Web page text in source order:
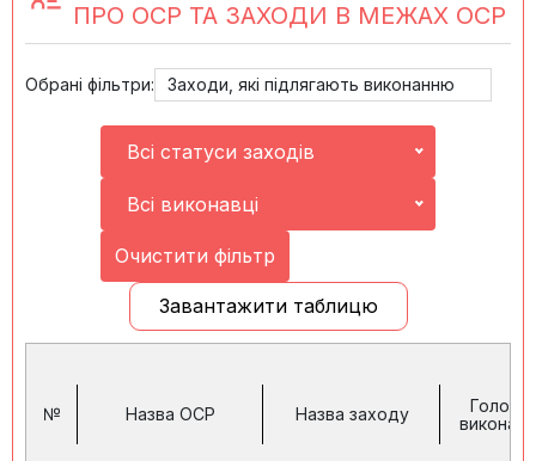
ПРО ОСР ТА ЗАХОДИ В МЕЖАХ ОСР
Обрані фільтри: Заходи, які підлягають виконанню
Всі статуси заходів
Всі виконавці
Очистити фільтр
Завантажити таблицю
№ Назва ОСР Назва заходу